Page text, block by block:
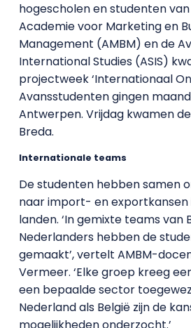
hogescholen en studenten
Academie voor Marketing en
Management (AMBM) en de
International Studies (ASIS)
projectweek ‘Internationaal
Avansstudenten gingen
Antwerpen. Vrijdag kwamen
Breda.
Internationale teams
De studenten hebben samen
naar import- en exportkansen
landen. ‘In gemixte teams van
Nederlanders hebben de
gemaakt’, vertelt AMBM-
Vermeer. ‘Elke groep kreeg
een bepaalde sector
Nederland als België zijn de